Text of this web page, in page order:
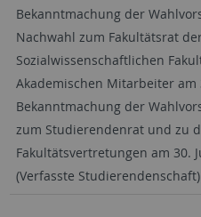
Bekanntmachung der
Nachwahl zum Fakultätsrat
Sozialwissenschaftlichen
Akademischen Mitarbeiter am
Bekanntmachung der
zum Studierendenrat und zu
Fakultätsvertretungen am 30.
(Verfasste Studierendenschaft)